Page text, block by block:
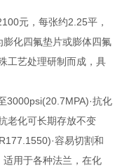
元，每张约2.25平，
化四氟垫片或膨体四氟
工艺处理研制而成，具
3000psi(20.7MPA)·抗化
老化可长期存放不变
容易切割和
用于各种法兰，在化